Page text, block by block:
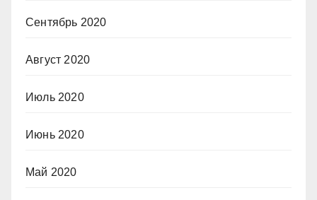
Сентябрь 2020
Август 2020
Июль 2020
Июнь 2020
Май 2020